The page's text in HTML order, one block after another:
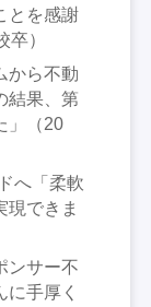
とを感謝
）
から不動
結果、第
」（20
へ「柔軟
現できま
ンサー不
手厚く